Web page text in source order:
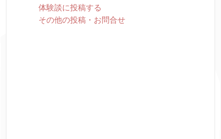
体験談に投稿する
その他の投稿・お問合せ